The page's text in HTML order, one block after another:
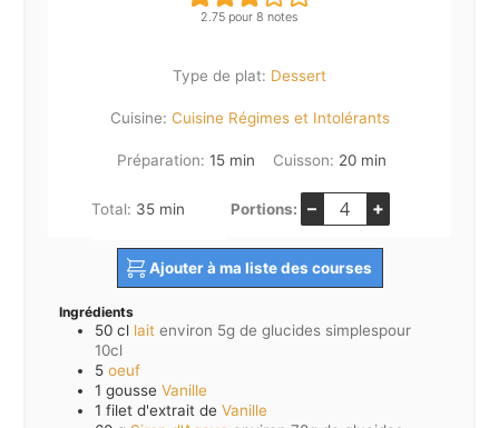
2.75 pour 8 notes
Type de plat: Dessert
Cuisine: Cuisine Régimes et Intolérants
Préparation: 15minutes
min Cuisson: 20minutes
min
Total: 35minutes
min Portions: – +
Ajouter à ma liste des courses
Ingrédients
50 cl lait environ 5g de glucides simplespour
10cl
5 oeuf
1 gousse Vanille
1 filet d'extrait de Vanille